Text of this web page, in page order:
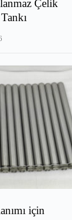
Çelik
için